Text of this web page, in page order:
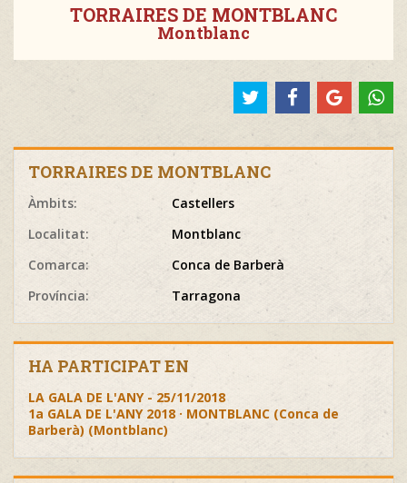
TORRAIRES DE MONTBLANC
Montblanc
TORRAIRES DE MONTBLANC
Àmbits:
Castellers
Localitat:
Montblanc
Comarca:
Conca de Barberà
Província:
Tarragona
HA PARTICIPAT EN
LA GALA DE L'ANY - 25/11/2018
1a GALA DE L'ANY 2018 · MONTBLANC (Conca de
Barberà) (Montblanc)